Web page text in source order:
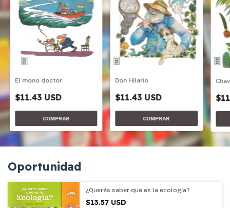
El mono doctor
$11.43 USD
Don Hilario
$11.43 USD
Oportunidad
¿Querés saber qué es la ecología?
$13.57 USD